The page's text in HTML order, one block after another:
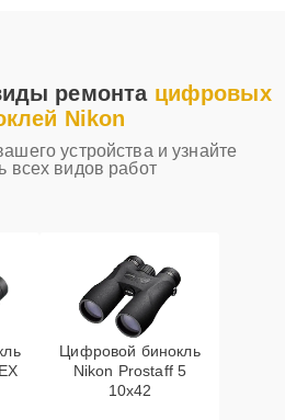
ремонта цифровых
Nikon
устройства и узнайте
всех видов работ
Цифровой бинокль
Nikon Prostaff 5
10x42